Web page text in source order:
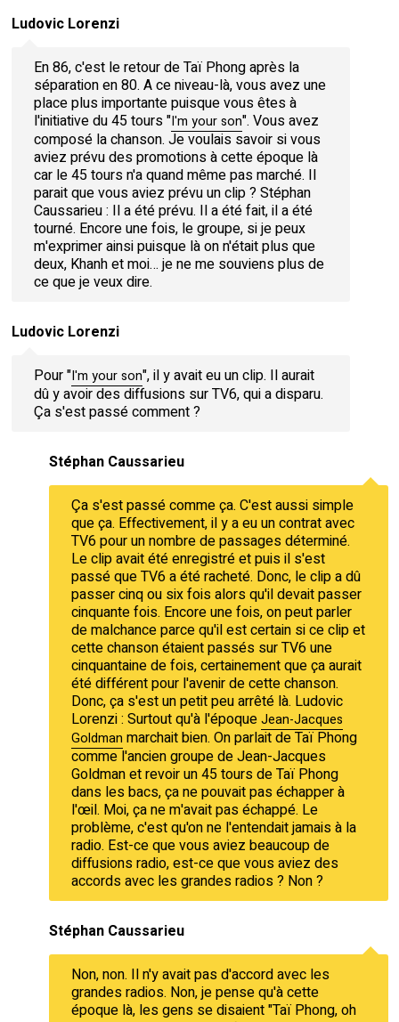
Ludovic Lorenzi
En 86, c'est le retour de Taï Phong après la
séparation en 80. A ce niveau-là, vous avez une
place plus importante puisque vous êtes à
l'initiative du 45 tours "I'm your son". Vous avez
composé la chanson. Je voulais savoir si vous
aviez prévu des promotions à cette époque là
car le 45 tours n'a quand même pas marché. Il
parait que vous aviez prévu un clip ? Stéphan
Caussarieu : Il a été prévu. Il a été fait, il a été
tourné. Encore une fois, le groupe, si je peux
m'exprimer ainsi puisque là on n'était plus que
deux, Khanh et moi… je ne me souviens plus de
ce que je veux dire.
Ludovic Lorenzi
Pour "I'm your son", il y avait eu un clip. Il aurait
dû y avoir des diffusions sur TV6, qui a disparu.
Ça s'est passé comment ?
Stéphan Caussarieu
Ça s'est passé comme ça. C'est aussi simple
que ça. Effectivement, il y a eu un contrat avec
TV6 pour un nombre de passages déterminé.
Le clip avait été enregistré et puis il s'est
passé que TV6 a été racheté. Donc, le clip a dû
passer cinq ou six fois alors qu'il devait passer
cinquante fois. Encore une fois, on peut parler
de malchance parce qu'il est certain si ce clip et
cette chanson étaient passés sur TV6 une
cinquantaine de fois, certainement que ça aurait
été différent pour l'avenir de cette chanson.
Donc, ça s'est un petit peu arrêté là. Ludovic
Lorenzi : Surtout qu'à l'époqueJean-Jacques
Goldman marchait bien. On parlait de Taï Phong
comme l'ancien groupe de Jean-Jacques
Goldman et revoir un 45 tours de Taï Phong
dans les bacs, ça ne pouvait pas échapper à
l'œil. Moi, ça ne m'avait pas échappé. Le
problème, c'est qu'on ne l'entendait jamais à la
radio. Est-ce que vous aviez beaucoup de
diffusions radio, est-ce que vous aviez des
accords avec les grandes radios ? Non ?
Stéphan Caussarieu
Non, non. Il n'y avait pas d'accord avec les
grandes radios. Non, je pense qu'à cette
époque là, les gens se disaient "Taï Phong, oh